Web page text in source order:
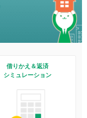
借りかえ＆返済
シミュレーション